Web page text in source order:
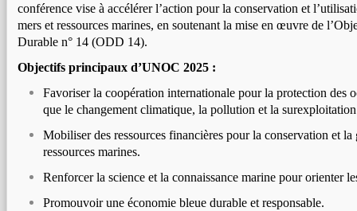
conférence vise à accélérer l’action pour la conservation et
mers et ressources marines, en soutenant la mise en œuvre de
Durable n° 14 (ODD 14).
Objectifs principaux d’UNOC 2025 :
Favoriser la coopération internationale pour la protection des
que le changement climatique, la pollution et la
Mobiliser des ressources financières pour la conservation et la
ressources marines.
Renforcer la science et la connaissance marine pour orienter
Promouvoir une économie bleue durable et responsable.